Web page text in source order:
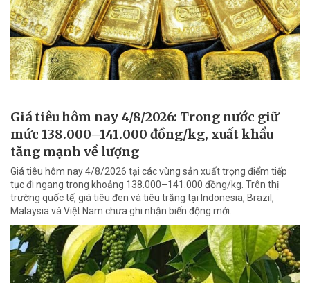
Giá tiêu hôm nay 4/8/2026: Trong nước giữ
mức 138.000–141.000 đồng/kg, xuất khẩu
tăng mạnh về lượng
Giá tiêu hôm nay 4/8/2026 tại các vùng sản xuất trọng điểm tiếp
tục đi ngang trong khoảng 138.000–141.000 đồng/kg. Trên thị
trường quốc tế, giá tiêu đen và tiêu trắng tại Indonesia, Brazil,
Malaysia và Việt Nam chưa ghi nhận biến động mới.